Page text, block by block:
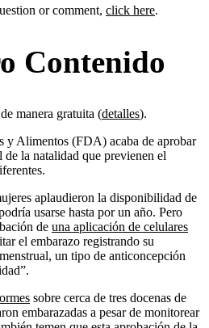
or comment, click here.
Contenido
manera gratuita (detalles).
y Alimentos (FDA) acaba de aprobar
la natalidad que previenen el
aplaudieron la disponibilidad de
usarse hasta por un año. Pero
de una aplicación de celulares
el embarazo registrando su
un tipo de anticoncepción
sobre cerca de tres docenas de
embarazadas a pesar de monitorear